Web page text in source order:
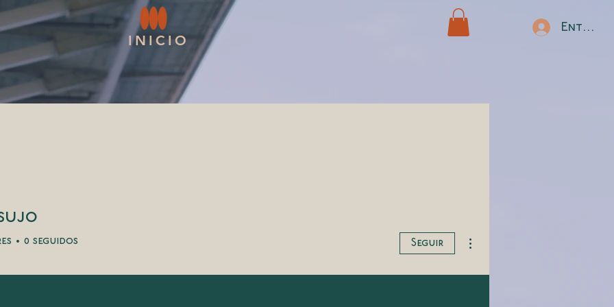
Entrar
INICIO
0 seguidos Seguir